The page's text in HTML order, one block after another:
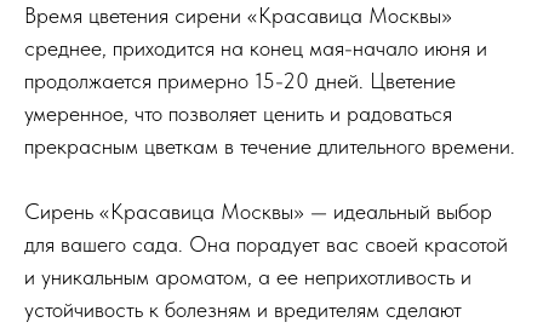
Время цветения сирени «Красавица Москвы»
среднее, приходится на конец мая-начало июня и
продолжается примерно 15-20 дней. Цветение
умеренное, что позволяет ценить и радоваться
прекрасным цветкам в течение длительного времени.
Сирень «Красавица Москвы» — идеальный выбор
для вашего сада. Она порадует вас своей красотой
и уникальным ароматом, а ее неприхотливость и
устойчивость к болезням и вредителям сделают